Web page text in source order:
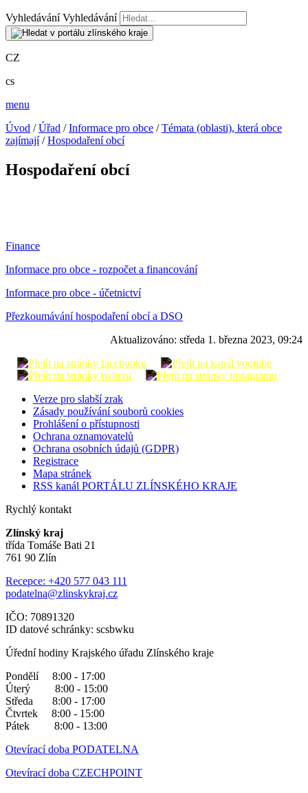
Vyhledávání Vyhledávání
CZ
cs
menu
Úvod /Úřad /Informace pro obce /Témata (oblasti), která obce
zajímají/Hospodaření obcí
Hospodaření obcí
Finance
Informace pro obce - rozpočet a financování
Informace pro obce - účetnictví
Přezkoumávání hospodaření obcí a DSO
Aktualizováno: středa 1. března 2023, 09:24
Verze pro slabší zrak
Zásady používání souborů cookies
Prohlášení o přístupnosti
Ochrana oznamovatelů
Ochrana osobních údajů (GDPR)
Registrace
Mapa stránek
RSS kanál PORTÁLU ZLÍNSKÉHO KRAJE
Rychlý kontakt
Zlínský kraj
třída Tomáše Bati 21
761 90 Zlín
Recepce: +420 577 043 111
podatelna@zlinskykraj.cz
IČO: 70891320
ID datové schránky: scsbwku
Úřední hodiny Krajského úřadu Zlínského kraje
Pondělí 8:00 - 17:00
Úterý 8:00 - 15:00
Středa 8:00 - 17:00
Čtvrtek 8:00 - 15:00
Pátek 8:00 - 13:00
Otevírací doba PODATELNA
Otevírací doba CZECHPOINT